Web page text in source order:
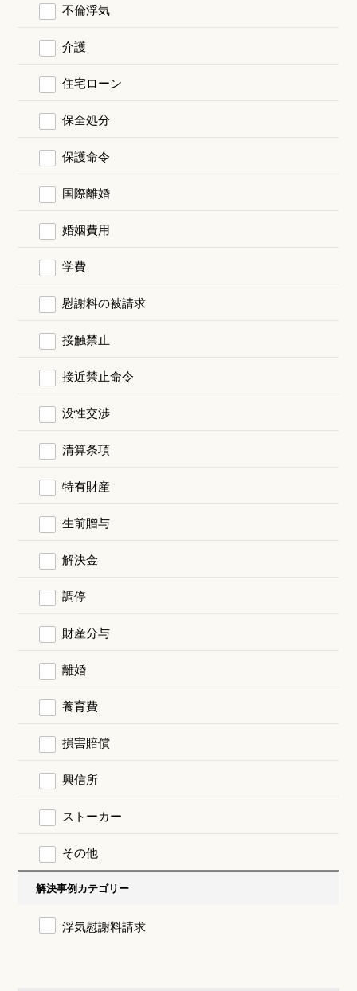
不倫浮気
介護
住宅ローン
保全処分
保護命令
国際離婚
婚姻費用
学費
慰謝料の被請求
接触禁止
接近禁止命令
没性交渉
清算条項
特有財産
生前贈与
解決金
調停
財産分与
離婚
養育費
損害賠償
興信所
ストーカー
その他
解決事例カテゴリー
浮気慰謝料請求